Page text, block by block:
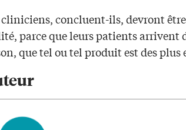
cliniciens, concluent-ils, devront
parce que leurs patients arrivent
que tel ou tel produit est des plus